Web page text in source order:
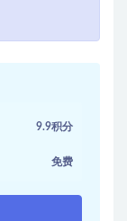
9.9积分
免费